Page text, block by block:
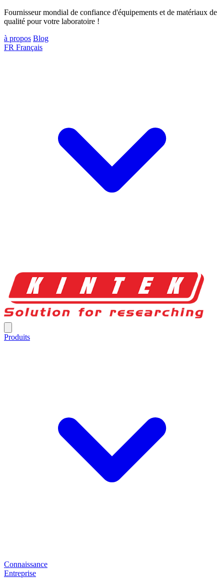
Fournisseur mondial de confiance d'équipements et de matériaux de
qualité pour votre laboratoire !
à propos Blog
FR Français
Produits
Connaissance
Entreprise